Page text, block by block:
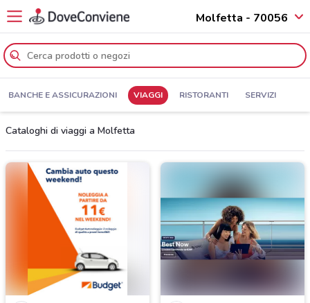
Molfetta - 70056
BANCHE E ASSICURAZIONI VIAGGI RISTORANTI SERVIZI
Cataloghi di viaggi a Molfetta